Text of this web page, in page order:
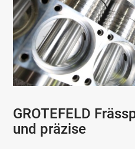
GROTEFELD
und präzise